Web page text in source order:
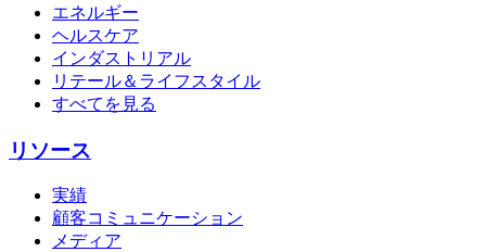
エネルギー
ヘルスケア
インダストリアル
リテール＆ライフスタイル
すべてを見る
リソース
実績
顧客コミュニケーション
メディア